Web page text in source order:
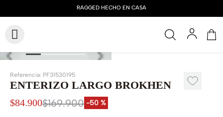
Referencia: PF31530195
ENTERIZO LARGO BROKHEN
$84.900$169.900 -50 %